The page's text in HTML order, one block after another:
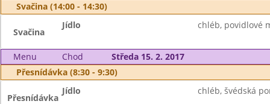
Svačina (14:00 - 14:30)
Svačina
Jídlo chléb, povidlové
Menu Chod
Středa 15. 2. 2017
Přesnídávka (8:30 - 9:30)
Přesnídávka
Jídlo chléb, švédská